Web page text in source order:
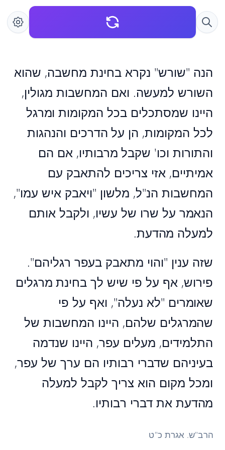
הנה "שורש" נקרא בחינת מחשבה, שהוא
השורש למעשה. ואם המחשבות מגולין,
היינו שמסתכלים בכל המקומות ומרגל
לכל המקומות, הן על הדרכים והנהגות
והתורות וכו' שקבל מרבותיו, אם הם
אמיתיים, אזי צריכים להתאבק עם
המחשבות הנ"ל, מלשון "ויאבק איש עמו",
הנאמר על שרו של עשיו, ולקבל אותם
למעלה מהדעת.
שזה ענין "והוי מתאבק בעפר רגליהם".
פירוש, אף על פי שיש לך בחינת מרגלים
שאומרים "לא נעלה", ואף על פי
שהמרגלים שלהם, היינו המחשבות של
התלמידים, מעלים עפר, היינו שנדמה
בעיניהם שדברי רבותיו הם ערך של עפר,
ומכל מקום הוא צריך לקבל למעלה
מהדעת את דברי רבותיו.
הרב"ש. אגרת כ"ט